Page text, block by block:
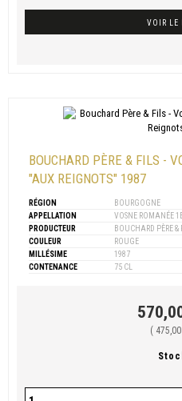
VOIR LE
BOUCHARD PÈRE & FILS -
"AUX REIGNOTS" 1987
RÉGION
BOURGOGNE
APPELLATION
VOSNE ROMANÉE
PRODUCTEUR
BOUCHARD PÈRE &
COULEUR
ROUGE
MILLÉSIME
1987
CONTENANCE
75 CL
(